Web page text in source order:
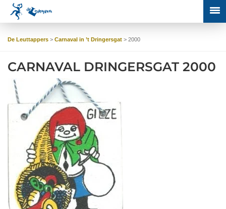
De Leuttappers > Carnaval in ’t Dringersgat > 2000
CARNAVAL DRINGERSGAT 2000